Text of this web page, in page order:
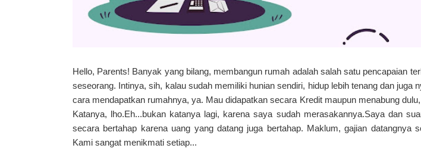
Hello, Parents! Banyak yang bilang, membangun rumah adalah salah satu pencapaian
seseorang. Intinya, sih, kalau sudah memiliki hunian sendiri, hidup lebih tenang dan juga
cara mendapatkan rumahnya, ya. Mau didapatkan secara Kredit maupun menabung
Katanya, lho.Eh...bukan katanya lagi, karena saya sudah merasakannya.Saya dan
secara bertahap karena uang yang datang juga bertahap. Maklum, gajian datangnya
Kami sangat menikmati setiap...